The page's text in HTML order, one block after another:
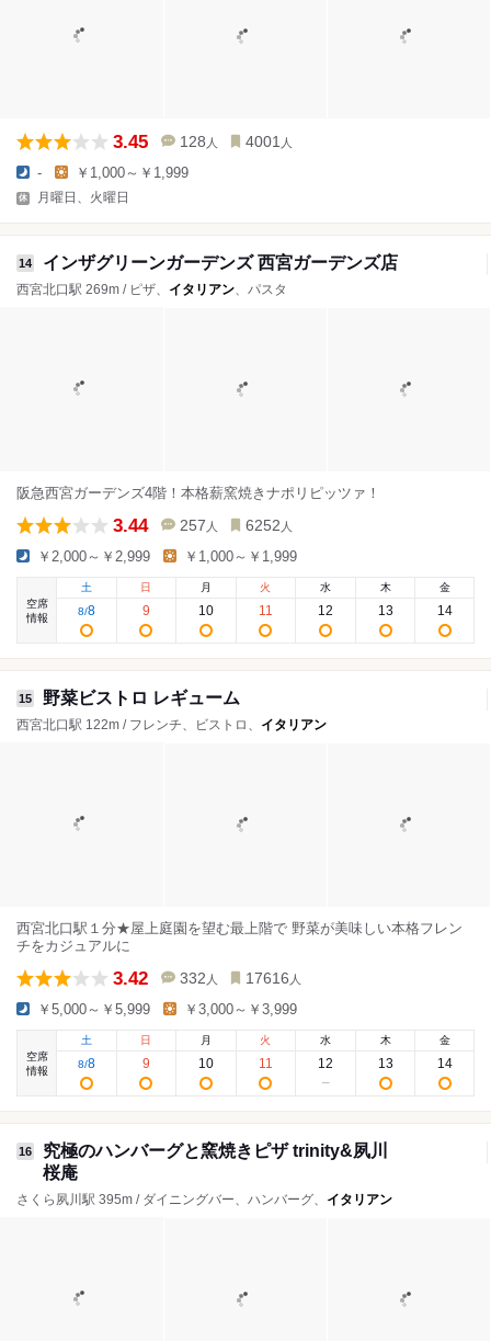
3.45 128 人 4001 人
- ￥1,000～￥1,999
月曜日、火曜日
14 インザグリーンガーデンズ 西宮ガーデンズ店
西宮北口駅 269m / ピザ、 イタリアン、パスタ
阪急西宮ガーデンズ4階！本格薪窯焼きナポリピッツァ！
3.44 257 人 6252 人
￥2,000～￥2,999 ￥1,000～￥1,999
空席
情報
土
8/8
日
9
月
10
火
11
水
12
木
13
金
14
15 野菜ビストロ レギューム
西宮北口駅 122m / フレンチ、ビストロ、 イタリアン
西宮北口駅１分★屋上庭園を望む最上階で 野菜が美味しい本格フレン
チをカジュアルに
3.42 332 人 17616 人
￥5,000～￥5,999 ￥3,000～￥3,999
空席
情報
土
8/8
日
9
月
10
火
11
水
12
木
13
金
14
16
究極のハンバーグと窯焼きピザ trinity&夙川
桜庵
さくら夙川駅 395m / ダイニングバー、ハンバーグ、 イタリアン